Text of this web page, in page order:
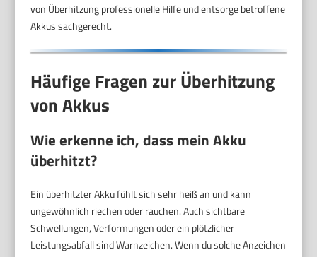
von Überhitzung professionelle Hilfe und entsorge betroffene
Akkus sachgerecht.
Häufige Fragen zur Überhitzung
von Akkus
Wie erkenne ich, dass mein Akku
überhitzt?
Ein überhitzter Akku fühlt sich sehr heiß an und kann
ungewöhnlich riechen oder rauchen. Auch sichtbare
Schwellungen, Verformungen oder ein plötzlicher
Leistungsabfall sind Warnzeichen. Wenn du solche Anzeichen